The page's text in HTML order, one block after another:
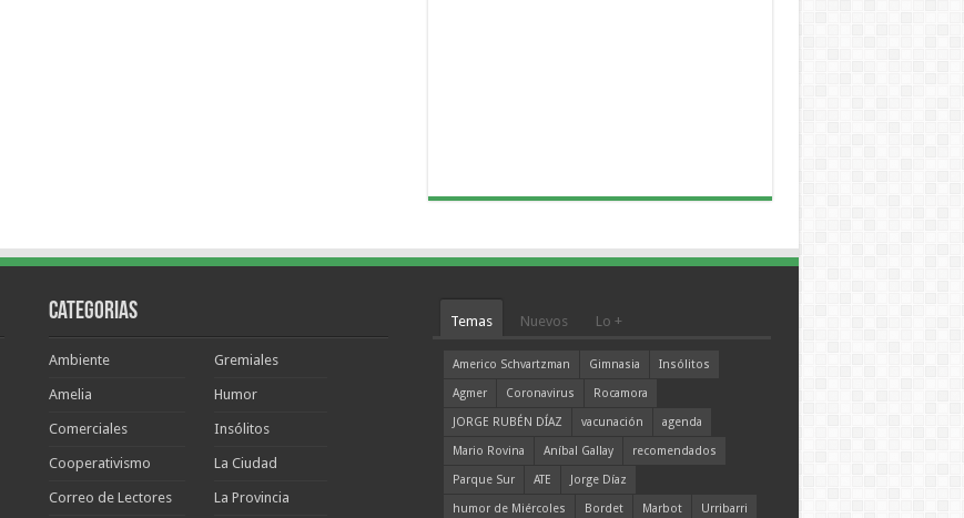
Categorias
Ambiente
Amelia
Comerciales
Cooperativismo
Correo de Lectores
Gremiales
Humor
Insólitos
La Ciudad
La Provincia
Temas Nuevos Lo +
Americo Schvartzman Gimnasia
Insólitos
Agmer
Coronavirus
Rocamora
JORGE RUBÉN DÍAZ
vacunación
agenda
Mario Rovina
Aníbal Gallay
recomendados
Parque Sur
ATE
Jorge Díaz
humor de Miércoles
Bordet Marbot
Urribarri